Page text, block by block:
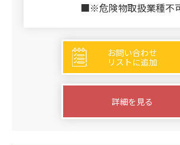
■※危険物取扱業種不
お問い合わせ
リストに追加
詳細を見る